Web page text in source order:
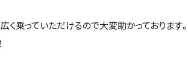
乗っていただけるので大変助かっております。